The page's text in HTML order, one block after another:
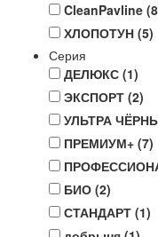
CleanPavline
ХЛОПОТУН (5)
Серия
ДЕЛЮКС (1)
ЭКСПОРТ (2)
УЛЬТРА
ПРЕМИУМ+ (7)
БИО (2)
СТАНДАРТ (1)